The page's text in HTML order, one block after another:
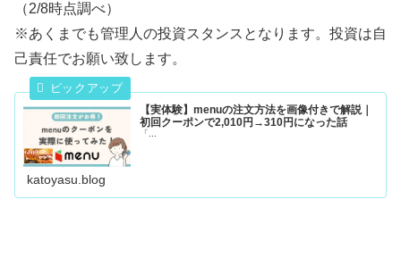
（2/8時点調べ）
※あくまでも管理人の投資スタンスとなります。投資は自
己責任でお願い致します。
【実体験】menuの注文方法を画像付きで解説｜
初回クーポンで2,010円→310円になった話
「...
katoyasu.blog